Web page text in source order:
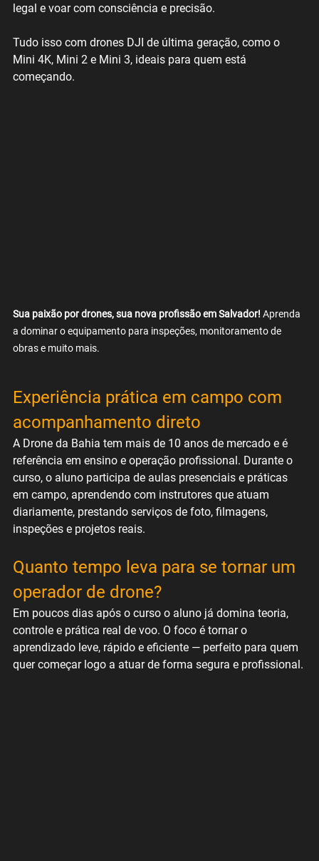
legal e voar com consciência e precisão.
Tudo isso com drones DJI de última geração, como o
Mini 4K, Mini 2 e Mini 3, ideais para quem está
começando.
Sua paixão por drones, sua nova profissão em Salvador! Aprenda
a dominar o equipamento para inspeções, monitoramento de
obras e muito mais.
Experiência prática em campo com
acompanhamento direto
A Drone da Bahia tem mais de 10 anos de mercado e é
referência em ensino e operação profissional. Durante o
curso, o aluno participa de aulas presenciais e práticas
em campo, aprendendo com instrutores que atuam
diariamente, prestando serviços de foto, filmagens,
inspeções e projetos reais.
Quanto tempo leva para se tornar um
operador de drone?
Em poucos dias após o curso o aluno já domina teoria,
controle e prática real de voo. O foco é tornar o
aprendizado leve, rápido e eficiente — perfeito para quem
quer começar logo a atuar de forma segura e profissional.